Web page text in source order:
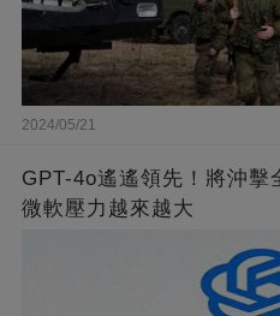
2024/05/21
GPT-4o遙遙領先！將沖擊
微軟壓力越來越大